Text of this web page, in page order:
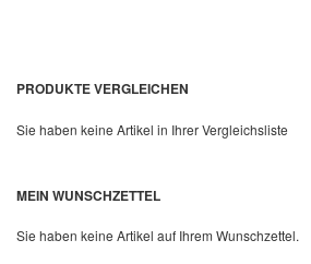
PRODUKTE VERGLEICHEN
Sie haben keine Artikel in Ihrer Vergleichsliste
MEIN WUNSCHZETTEL
Sie haben keine Artikel auf Ihrem Wunschzettel.